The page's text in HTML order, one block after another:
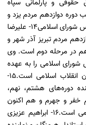
حقوقی و پارلمانی سپاه
دوره دوازدهم مردم یزد و
رئیس کمیسیون امور داخلی و شوراهای مجلس شورای اسلامی۱۴- علیرضا
مردم تبریز آذر شهر و
در مرحله دوم است. وی
اسلامی را به عهده
دارد و عضو هیات موسس جمعیت گفتمان انقلاب اسلامی است.۱۵-
دوره‌های هشتم، نهم،
خفر و جهرم و هم اکنون
رئیس کمیسیون عمران مجلس شورای اسلامی است.۱۶- ابراهیم عزیزی